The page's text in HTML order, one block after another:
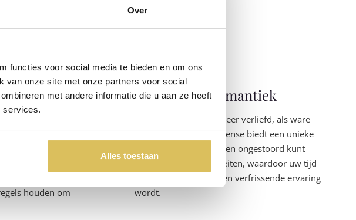
Over
functies voor social media te bieden en om ons
van onze site met onze partners voor social
met andere informatie die u aan ze heeft
services.
Alles toestaan
en de dagelijkse stress ontvluchten,
privé van alle faciliteiten die wij te
omgeving.
wij een
houden om
Beleving en romantiek
Verlaat ons complex weer verliefd, als ware
tortelduifjes. Sauna Intense biedt een unieke
beleving waarin u samen ongestoord kunt
genieten van de faciliteiten, waardoor uw tijd
hier een romantische en verfrissende ervaring
wordt.